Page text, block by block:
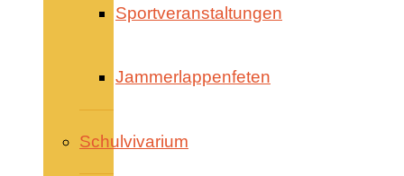
Sportveranstaltungen
Jammerlappenfeten
Schulvivarium